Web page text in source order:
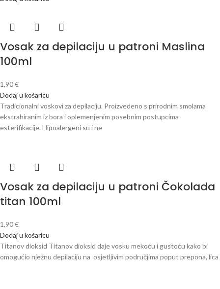
Vosak za depilaciju u patroni Maslina
100ml
1,90€
Dodaj u košaricu
Tradicionalni voskovi za depilaciju. Proizvedeno s prirodnim smolama
ekstrahiranim iz bora i oplemenjenim posebnim postupcima
esterifikacije. Hipoalergeni su i ne
Vosak za depilaciju u patroni Čokolada
titan 100ml
1,90€
Dodaj u košaricu
Titanov dioksid Titanov dioksid daje vosku mekoću i gustoću kako bi
omogućio nježnu depilaciju na osjetljivim područjima poput prepona, lica